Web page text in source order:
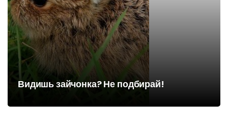
Видишь зайчонка? Не подбирай!